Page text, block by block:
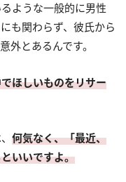
ような一般的に男性
も関わらず、彼氏から
外とあるんです。
ほしいものをリサー
何気なく、「最近、
いいですよ。